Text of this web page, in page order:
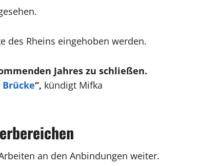
des Rheins eingehoben werden.
Jahres zu schließen.
“, kündigt Mifka
an den Anbindungen weiter.